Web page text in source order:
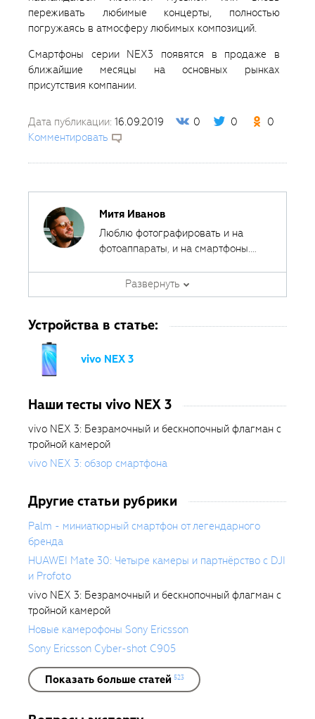
переживать любимые концерты, полностью
погружаясь в атмосферу любимых композиций.
Смартфоны серии NEX3 появятся в продаже в
ближайшие месяцы на основных рынках
присутствия компании.
Дата публикации: 16.09.2019 0 0
0
Комментировать
Митя Иванов
Люблю фотографировать и на
фотоаппараты, и на смартфоны.
которая всегда с собой.
Автор курсов и эксперт
Fotoshkola.net
Развернуть
Устройства в статье:
vivo NEX 3
Наши тесты vivo NEX 3
vivo NEX 3: Безрамочный и бескнопочный флагман с
тройной камерой
vivo NEX 3: обзор смартфона
Другие статьи рубрики
Palm - миниатюрный смартфон от легендарного
бренда
HUAWEI Mate 30: Четыре камеры и партнёрство с DJI
и Profoto
vivo NEX 3: Безрамочный и бескнопочный флагман с
тройной камерой
Новые камерофоны Sony Ericsson
Sony Ericsson Cyber-shot C905
Показать больше статей 523